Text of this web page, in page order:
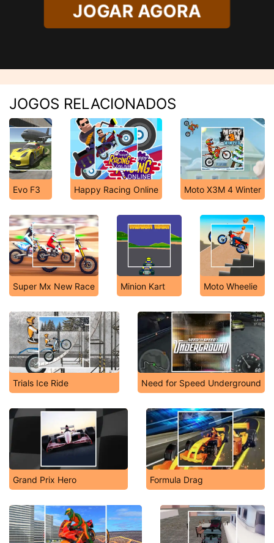
JOGAR AGORA
JOGOS RELACIONADOS
Evo F3 Happy Racing Online Moto X3M 4 Winter
Super Mx New Race Minion Kart Moto Wheelie
Trials Ice Ride Need for Speed Underground
Grand Prix Hero Formula Drag